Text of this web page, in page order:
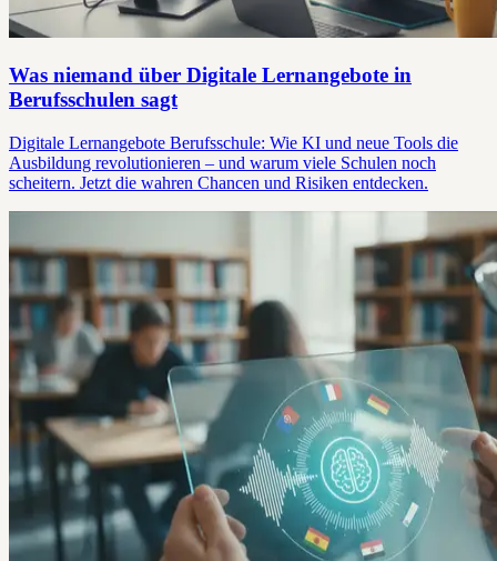
Was niemand über Digitale Lernangebote in
Berufsschulen sagt
Digitale Lernangebote Berufsschule: Wie KI und neue Tools die
Ausbildung revolutionieren – und warum viele Schulen noch
scheitern. Jetzt die wahren Chancen und Risiken entdecken.